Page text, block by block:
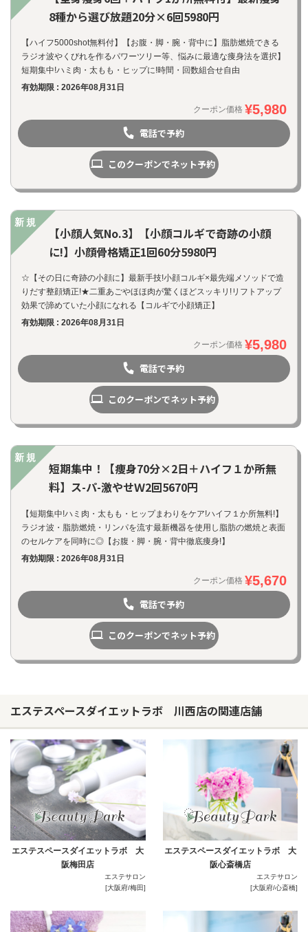
8種から選び放題20分×6回5980円
【ハイフ5000shot無料付】【お腹・脚・腕・背中に】脂肪燃焼できる
ラジオ波やくびれを作るパワーツリー等、悩みに最適な痩身法を選択】
短期集中!ハミ肉・太もも・ヒップに!時間・回数組合せ自由
有効期限 : 2026年08月31日
クーポン価格 ¥5,980
電話で予約
このクーポンでネット予約
新規
【小顔人気No.3】【小顔コルギで奇跡の小顔
に!】小顔骨格矯正1回60分5980円
☆【その日に奇跡の小顔に】最新手技!小顔コルギ×最先端メソッドで造
りだす整顔矯正!★二重あごやほほ肉が驚くほどスッキリ!リフトアップ
効果で諦めていた小顔になれる【コルギで小顔矯正】
有効期限 : 2026年08月31日
クーポン価格 ¥5,980
電話で予約
このクーポンでネット予約
新規
短期集中！【痩身70分×2日＋ハイフ１か所無
料】ス-パ-激やせＷ2回5670円
【短期集中!ハミ肉・太もも・ヒップまわりをケア!ハイフ１か所無料!】
ラジオ波・脂肪燃焼・リンパを流す最新機器を使用し脂肪の燃焼と表面
のセルケアを同時に◎【お腹・脚・腕・背中徹底痩身!】
有効期限 : 2026年08月31日
クーポン価格 ¥5,670
電話で予約
このクーポンでネット予約
エステスペースダイエットラボ 川西店の関連店舗
エステスペースダイエットラボ 大
阪梅田店
エステサロン
[大阪府/梅田]
エステスペースダイエットラボ 大
阪心斎橋店
エステサロン
[大阪府/心斎橋]